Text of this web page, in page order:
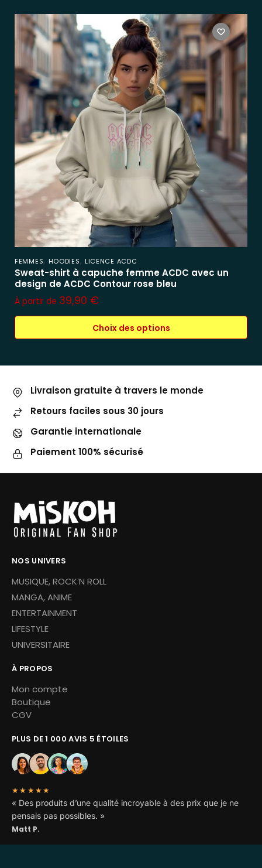
FEMMES, HOODIES, LICENCE ACDC
Sweat-shirt à capuche femme ACDC avec un
design de ACDC Contour rose bleu
À partir de 39,90 €
Choix des options
Livraison gratuite à travers le monde
Retours faciles sous 30 jours
Garantie internationale
Paiement 100% sécurisé
NOS UNIVERS
MUSIQUE, ROCK’N ROLL
MANGA, ANIME
ENTERTAINMENT
LIFESTYLE
UNIVERSITAIRE
À PROPOS
Mon compte
Boutique
CGV
PLUS DE 1 000 AVIS 5 ÉTOILES
★★★★★
« Des produits d’une qualité incroyable à des prix que je ne
pensais pas possibles. »
Matt P.